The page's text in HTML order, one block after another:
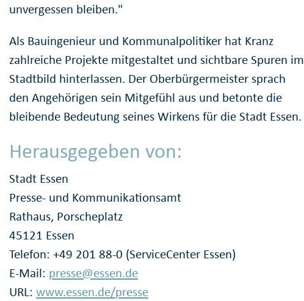
unvergessen bleiben."
Als Bauingenieur und Kommunalpolitiker hat Kranz
zahlreiche Projekte mitgestaltet und sichtbare Spuren im
Stadtbild hinterlassen. Der Oberbürgermeister sprach
den Angehörigen sein Mitgefühl aus und betonte die
bleibende Bedeutung seines Wirkens für die Stadt Essen.
Herausgegeben von:
Stadt Essen
Presse- und Kommunikationsamt
Rathaus, Porscheplatz
45121 Essen
Telefon: +49 201 88-0 (ServiceCenter Essen)
E-Mail: presse@essen.de
URL:www.essen.de/presse